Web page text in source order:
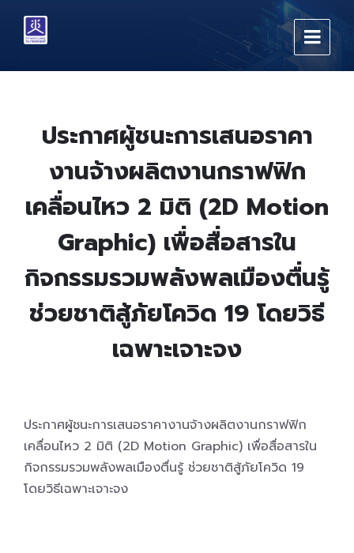
content
main
footer
ประกาศผู้ชนะการเสนอราคา
งานจ้างผลิตงานกราฟฟิก
เคลื่อนไหว 2 มิติ (2D Motion
Graphic) เพื่อสื่อสารใน
กิจกรรมรวมพลังพลเมืองตื่นรู้
ช่วยชาติสู้ภัยโควิด 19 โดยวิธี
เฉพาะเจาะจง
ประกาศผู้ชนะการเสนอราคางานจ้างผลิตงานกราฟฟิก
เคลื่อนไหว 2 มิติ (2D Motion Graphic) เพื่อสื่อสารใน
กิจกรรมรวมพลังพลเมืองตื่นรู้ ช่วยชาติสู้ภัยโควิด 19
โดยวิธีเฉพาะเจาะจง